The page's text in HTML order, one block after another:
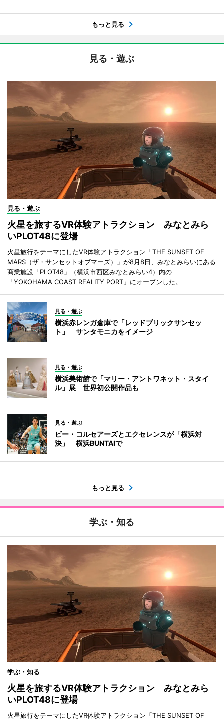
もっと見る
見る・遊ぶ
見る・遊ぶ
火星を旅するVR体験アトラクション みなとみら
いPLOT48に登場
火星旅行をテーマにしたVR体験アトラクション「THE SUNSET OF
MARS（ザ・サンセットオブマーズ）」が8月8日、みなとみらいにある
商業施設「PLOT48」（横浜市西区みなとみらい4）内の
「YOKOHAMA COAST REALITY PORT」にオープンした。
見る・遊ぶ
横浜赤レンガ倉庫で「レッドブリックサンセッ
ト」 サンタモニカをイメージ
見る・遊ぶ
横浜美術館で「マリー・アントワネット・スタイ
ル」展 世界初公開作品も
見る・遊ぶ
ビー・コルセアーズとエクセレンスが「横浜対
決」 横浜BUNTAIで
もっと見る
学ぶ・知る
学ぶ・知る
火星を旅するVR体験アトラクション みなとみら
いPLOT48に登場
火星旅行をテーマにしたVR体験アトラクション「THE SUNSET OF